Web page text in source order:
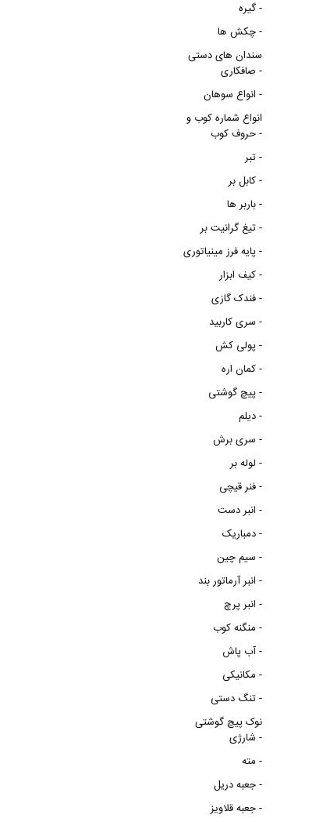
گیره -
چکش ها -
سندان های دستی
صافکاری -
انواع سوهان -
انواع شماره کوب و
حروف کوب -
تبر -
کابل بر -
باربر ها -
تیغ گرانیت بر -
پایه فرز مینیاتوری -
کیف ابزار -
فندک گازی -
سری کاربید -
پولی کش -
کمان اره -
پیچ گوشتی -
دیلم -
سری برش -
لوله بر -
فنر قیچی -
انبر دست -
دمباریک -
سیم چین -
انبر آرماتور بند -
انبر پرچ -
منگنه کوب -
آب پاش -
مکانیکی -
تنگ دستی -
نوک پیچ گوشتی
شارژی -
مته -
جعبه دریل -
جعبه قلاویز -